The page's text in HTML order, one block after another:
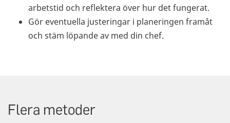
arbetstid och reflektera över hur det fungerat.
Gör eventuella justeringar i planeringen framåt
och stäm löpande av med din chef.
Flera metoder